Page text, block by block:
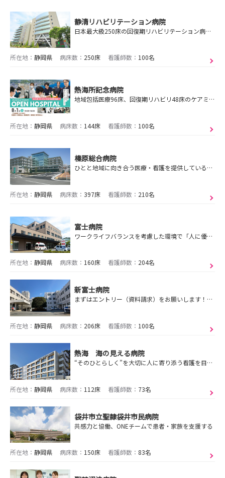
静清リハビリテーション病院
日本最大級250床の回復期リハビリテーション病院！365日1日2～3時間の質の高いリハビリテーションを提供します！
所在地： 静岡県 病床数： 250床 看護師数： 100名
熱海所記念病院
地域包括医療96床、回復期リハビリ48床のケアミックスの病院です。
所在地： 静岡県 病床数： 144床 看護師数： 100名
榛原総合病院
ひとと地域に向き合う医療・看護を提供している、ケアミックス・地域密着型の総合病院です。まずはエントリー（資料請求）お願いします！
所在地： 静岡県 病床数： 397床 看護師数： 210名
富士病院
ワークライフバランスを考慮した環境で「人に優しく信頼される病院」を基に「お互いの心を動かす感動の看護」をしませんか？
所在地： 静岡県 病床数： 160床 看護師数： 204名
新富士病院
まずはエントリー（資料請求）をお願いします！見学会・インターンシップの日程は後日アップ予定です！
所在地： 静岡県 病床数： 206床 看護師数： 100名
熱海 海の見える病院
“そのひとらしく”を大切に人に寄り添う看護を目指しています
所在地： 静岡県 病床数： 112床 看護師数： 73名
袋井市立聖隷袋井市民病院
共感力と協働、ONEチームで患者・家族を支援する
所在地： 静岡県 病床数： 150床 看護師数： 83名